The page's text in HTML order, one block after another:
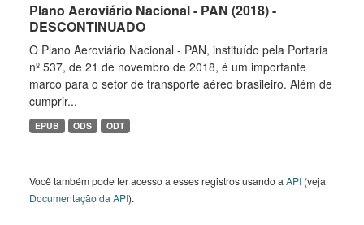
Plano Aeroviário Nacional - PAN (2018) -
DESCONTINUADO
O Plano Aeroviário Nacional - PAN, instituído pela Portaria
nº 537, de 21 de novembro de 2018, é um importante
marco para o setor de transporte aéreo brasileiro. Além de
cumprir...
EPUB ODS ODT
Você também pode ter acesso a esses registros usando a API (veja
Documentação da API).